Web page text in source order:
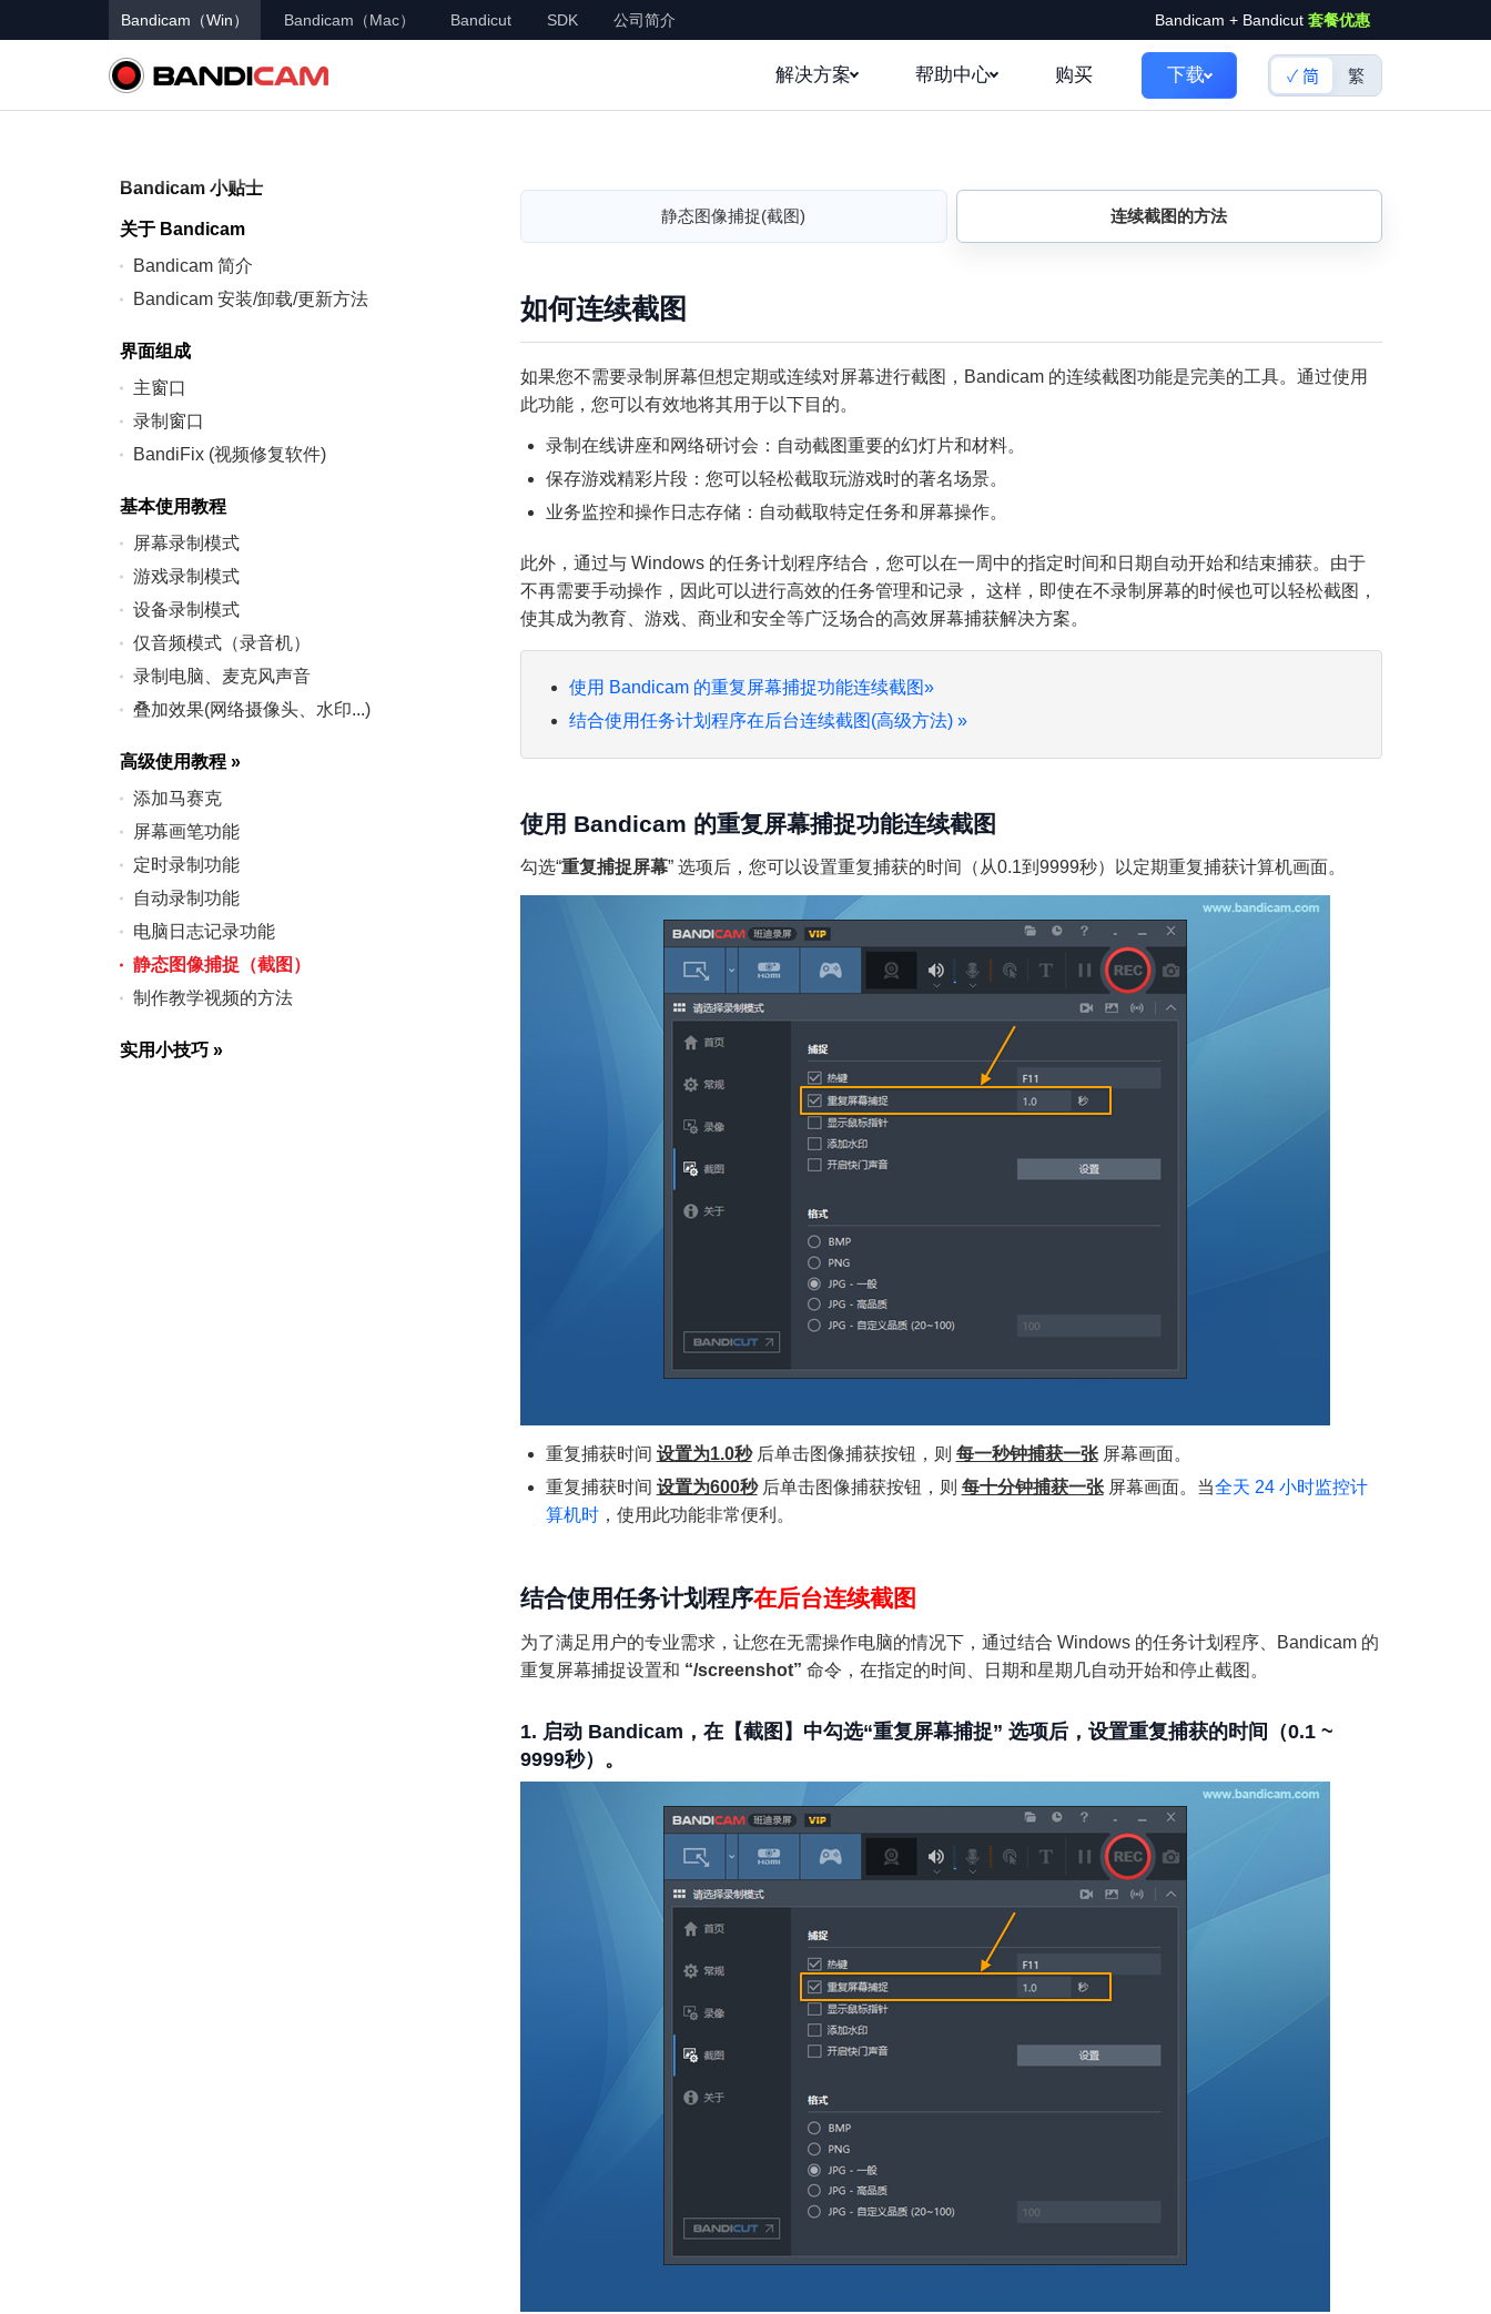
Bandicam（Win） Bandicam（Mac） Bandicut SDK 公司简介 Bandicam + Bandicut 套餐优惠
解决方案 帮助中心 购买 下载 简 繁
Bandicam 小贴士
关于 Bandicam
Bandicam 简介
Bandicam 安装/卸载/更新方法
界面组成
主窗口
录制窗口
BandiFix (视频修复软件)
基本使用教程
屏幕录制模式
游戏录制模式
设备录制模式
仅音频模式（录音机）
录制电脑、麦克风声音
叠加效果(网络摄像头、水印...)
高级使用教程 »
添加马赛克
屏幕画笔功能
定时录制功能
自动录制功能
电脑日志记录功能
静态图像捕捉（截图）
制作教学视频的方法
实用小技巧 »
静态图像捕捉(截图) 连续截图的方法
如何连续截图
如果您不需要录制屏幕但想定期或连续对屏幕进行截图，Bandicam 的连续截图功能是完美的工具。通过使用
此功能，您可以有效地将其用于以下目的。
录制在线讲座和网络研讨会：自动截图重要的幻灯片和材料。
保存游戏精彩片段：您可以轻松截取玩游戏时的著名场景。
业务监控和操作日志存储：自动截取特定任务和屏幕操作。
此外，通过与 Windows 的任务计划程序结合，您可以在一周中的指定时间和日期自动开始和结束捕获。由于
不再需要手动操作，因此可以进行高效的任务管理和记录， 这样，即使在不录制屏幕的时候也可以轻松截图，
使其成为教育、游戏、商业和安全等广泛场合的高效屏幕捕获解决方案。
使用 Bandicam 的重复屏幕捕捉功能连续截图»
结合使用任务计划程序在后台连续截图(高级方法) »
使用 Bandicam 的重复屏幕捕捉功能连续截图
勾选“重复捕捉屏幕” 选项后，您可以设置重复捕获的时间（从0.1到9999秒）以定期重复捕获计算机画面。
重复捕获时间 设置为1.0秒后单击图像捕获按钮，则 每一秒钟捕获一张屏幕画面。
重复捕获时间 设置为600秒后单击图像捕获按钮，则 每十分钟捕获一张屏幕画面。当全天 24 小时监控计
算机时，使用此功能非常便利。
结合使用任务计划程序在后台连续截图
为了满足用户的专业需求，让您在无需操作电脑的情况下，通过结合 Windows 的任务计划程序、Bandicam 的
重复屏幕捕捉设置和 “/screenshot” 命令，在指定的时间、日期和星期几自动开始和停止截图。
1. 启动 Bandicam，在【截图】中勾选“重复屏幕捕捉” 选项后，设置重复捕获的时间（0.1 ~
9999秒）。